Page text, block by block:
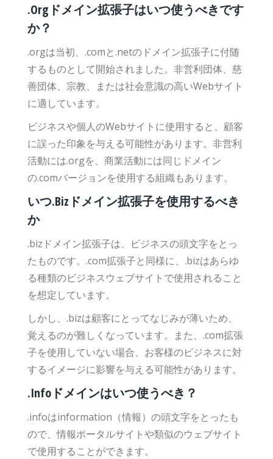
.Orgドメイン拡張子はいつ使うべきです
か？
.orgは当初、.comと.netのドメイン拡張子に付随
するものとして開始されました。非営利団体、慈
善団体、宗教、または社会意識の高いWebサイト
に適しています。
ビジネスや個人のWebサイトに使用すると、顧客
に誤った印象を与える可能性があります。非営利
活動には.orgを、商業活動には同じドメイン
の.comバージョンを使用する組織もあります。
いつ.Bizドメイン拡張子を使用するべき
か
.bizドメイン拡張子は、ビジネスの頭文字をとっ
たものです。.com拡張子と同様に、.bizはあらゆ
る種類のビジネスウェブサイトで使用されること
を想定しています。
しかし、.bizは顧客にとってなじみが薄いため、
覚えるのが難しくなっています。また、.com拡張
子を使用していない場合、お客様のビジネスに対
するイメージに影響を与える可能性があります。
.Infoドメインはいつ使うべき？
.infoはinformation（情報）の頭文字をとったも
ので、情報ポータルサイトや類似のウェブサイト
で使用することができます。